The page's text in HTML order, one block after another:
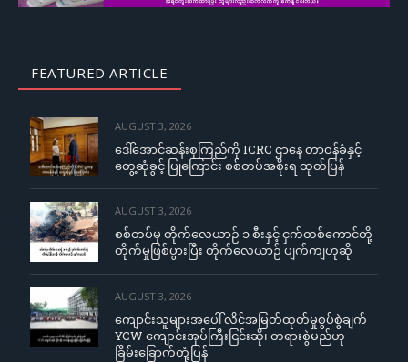
FEATURED ARTICLE
AUGUST 3, 2026
ဒေါ်အောင်ဆန်းစုကြည်ကို ICRC ဌာနေ တာဝန်ခံနှင့်
တွေ့ဆုံခွင့် ပြုကြောင်း စစ်တပ်အစိုးရ ထုတ်ပြန်
AUGUST 3, 2026
စစ်တပ်မှ တိုက်လေယာဉ် ၁ စီးနှင့် ငှက်တစ်ကောင်တို့
တိုက်မှုဖြစ်ပွားပြီး တိုက်လေယာဉ် ပျက်ကျဟုဆို
AUGUST 3, 2026
ကျောင်းသူများအပေါ် လိင်အမြတ်ထုတ်မှုစွပ်စွဲချက်
YCW ကျောင်းအုပ်ကြီးငြင်းဆို၊ တရားစွဲမည်ဟု
ခြိမ်းခြောက်တုံ့ပြန်